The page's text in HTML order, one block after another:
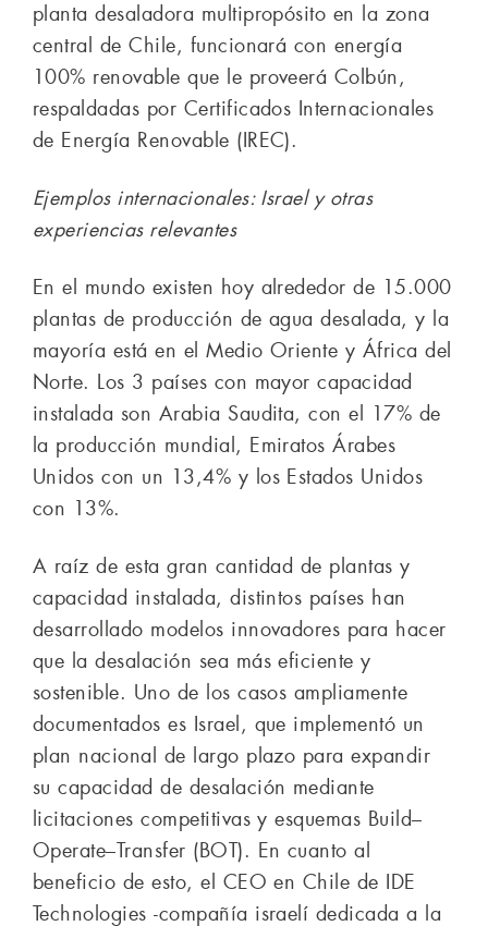
planta desaladora multipropósito en la zona
central de Chile, funcionará con energía
100% renovable que le proveerá Colbún,
respaldadas por Certificados Internacionales
de Energía Renovable (IREC).
Ejemplos internacionales: Israel y otras
experiencias relevantes
En el mundo existen hoy alrededor de 15.000
plantas de producción de agua desalada, y la
mayoría está en el Medio Oriente y África del
Norte. Los 3 países con mayor capacidad
instalada son Arabia Saudita, con el 17% de
la producción mundial, Emiratos Árabes
Unidos con un 13,4% y los Estados Unidos
con 13%.
A raíz de esta gran cantidad de plantas y
capacidad instalada, distintos países han
desarrollado modelos innovadores para hacer
que la desalación sea más eficiente y
sostenible. Uno de los casos ampliamente
documentados es Israel, que implementó un
plan nacional de largo plazo para expandir
su capacidad de desalación mediante
licitaciones competitivas y esquemas Build–
Operate–Transfer (BOT). En cuanto al
beneficio de esto, el CEO en Chile de IDE
Technologies -compañía israelí dedicada a la